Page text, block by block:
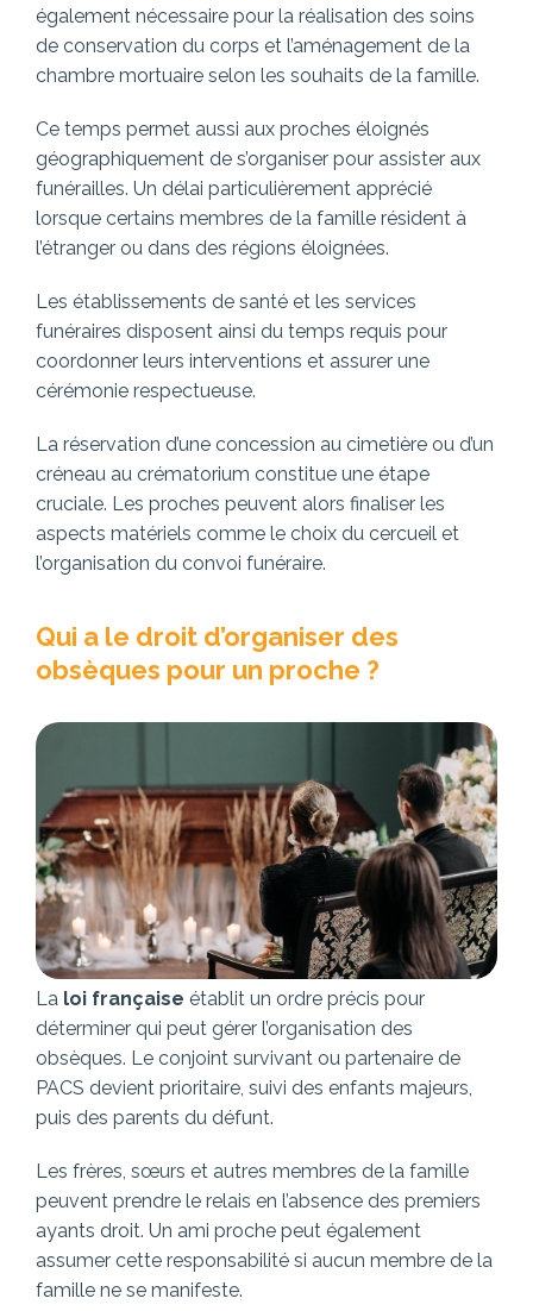
également nécessaire pour la réalisation des soins
de conservation du corps et l’aménagement de la
chambre mortuaire selon les souhaits de la famille.
Ce temps permet aussi aux proches éloignés
géographiquement de s’organiser pour assister aux
funérailles. Un délai particulièrement apprécié
lorsque certains membres de la famille résident à
l’étranger ou dans des régions éloignées.
Les établissements de santé et les services
funéraires disposent ainsi du temps requis pour
coordonner leurs interventions et assurer une
cérémonie respectueuse.
La réservation d’une concession au cimetière ou d’un
créneau au crématorium constitue une étape
cruciale. Les proches peuvent alors finaliser les
aspects matériels comme le choix du cercueil et
l’organisation du convoi funéraire.
Qui a le droit d’organiser des
obsèques pour un proche ?
La loi française établit un ordre précis pour
déterminer qui peut gérer l’organisation des
obsèques. Le conjoint survivant ou partenaire de
PACS devient prioritaire, suivi des enfants majeurs,
puis des parents du défunt.
Les frères, sœurs et autres membres de la famille
peuvent prendre le relais en l’absence des premiers
ayants droit. Un ami proche peut également
assumer cette responsabilité si aucun membre de la
famille ne se manifeste.